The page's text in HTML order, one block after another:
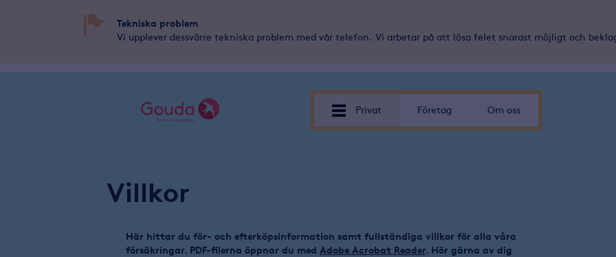
Tekniska problem
Vi upplever dessvärre tekniska problem med vår telefon. Vi arbetar på att lösa felet snarast möjligt och
Privat Företag Om oss
Villkor
Här hittar du för- och efterköpsinformation samt fullständiga villkor för alla våra
försäkringar. PDF-filerna öppnar du med Adobe Acrobat Reader. Hör gärna av dig